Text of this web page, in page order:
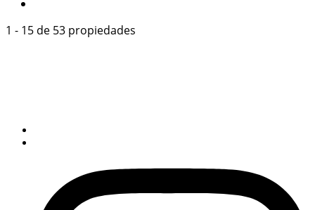
1 - 15 de 53 propiedades